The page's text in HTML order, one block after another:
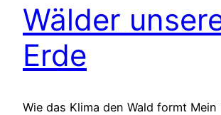
Wälder
Erde
Wie das Klima den Wald formt Mein